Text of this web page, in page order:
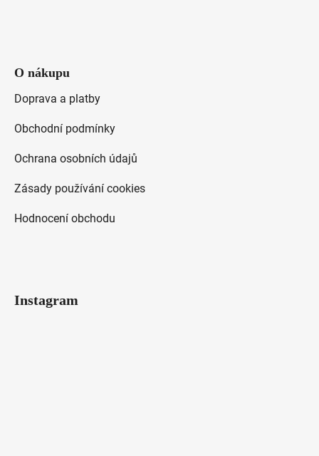
O nákupu
Doprava a platby
Obchodní podmínky
Ochrana osobních údajů
Zásady používání cookies
Hodnocení obchodu
Instagram